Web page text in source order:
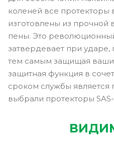
коленей все протекторы
изготовлены из прочной
пены. Это
затвердевает при
тем самым защищая ваши
защитная функция в
сроком службы является
выбрали протекторы SAS-